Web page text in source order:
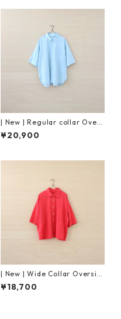
| New | Regular collar Overs
ized Shirt S/S ｜Mist Blue
¥20,900
| New | Wide Collar Oversiz
ed Shirt S/S | Raspberry
¥18,700